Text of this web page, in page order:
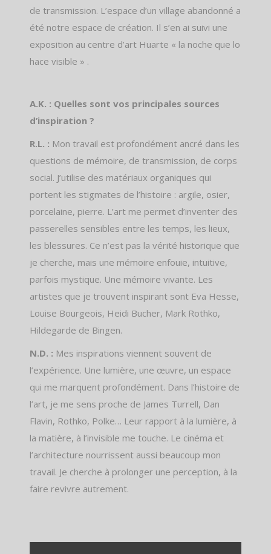
de transmission. L’espace d’un village abandonné a
été notre espace de création. Il s’en ai suivi une
exposition au centre d’art Huarte « la noche que lo
hace visible » .
A.K. : Quelles sont vos principales sources
d’inspiration ?
R.L. : Mon travail est profondément ancré dans les
questions de mémoire, de transmission, de corps
social. J’utilise des matériaux organiques qui
portent les stigmates de l’histoire : argile, osier,
porcelaine, pierre. L’art me permet d’inventer des
passerelles sensibles entre les temps, les lieux,
les blessures. Ce n’est pas la vérité historique que
je cherche, mais une mémoire enfouie, intuitive,
parfois mystique. Une mémoire vivante. Les
artistes que je trouvent inspirant sont Eva Hesse,
Louise Bourgeois, Heidi Bucher, Mark Rothko,
Hildegarde de Bingen.
N.D. : Mes inspirations viennent souvent de
l’expérience. Une lumière, une œuvre, un espace
qui me marquent profondément. Dans l’histoire de
l’art, je me sens proche de James Turrell, Dan
Flavin, Rothko, Polke… Leur rapport à la lumière, à
la matière, à l’invisible me touche. Le cinéma et
l’architecture nourrissent aussi beaucoup mon
travail. Je cherche à prolonger une perception, à la
faire revivre autrement.